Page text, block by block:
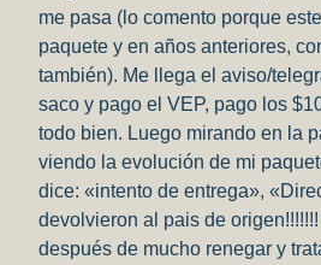
me pasa (lo comento porque
paquete y en años anteriores,
también). Me llega el aviso/
saco y pago el VEP, pago los
todo bien. Luego mirando en la
viendo la evolución de mi
dice: «intento de entrega»,
devolvieron al pais de
después de mucho renegar y